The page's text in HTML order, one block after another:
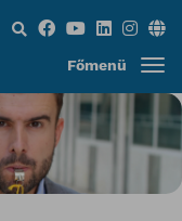
Keresés...
Főmenü